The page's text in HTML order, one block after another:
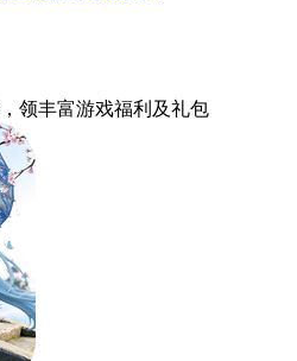
，领丰富游戏福利 及礼包